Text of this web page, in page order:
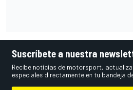
Suscríbete a nuestra
Recibe noticias de motorsport,
especiales directamente en tu bandeja